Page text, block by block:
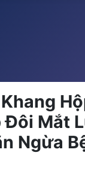
Đôi Mắt
Ngừa